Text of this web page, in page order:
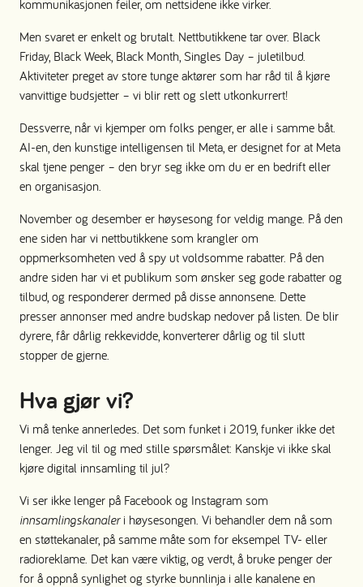
kommunikasjonen feiler, om nettsidene ikke virker.
Men svaret er enkelt og brutalt. Nettbutikkene tar over. Black
Friday, Black Week, Black Month, Singles Day – juletilbud.
Aktiviteter preget av store tunge aktører som har råd til å kjøre
vanvittige budsjetter – vi blir rett og slett utkonkurrert!
Dessverre, når vi kjemper om folks penger, er alle i samme båt.
AI-en, den kunstige intelligensen til Meta, er designet for at Meta
skal tjene penger – den bryr seg ikke om du er en bedrift eller
en organisasjon.
November og desember er høysesong for veldig mange. På den
ene siden har vi nettbutikkene som krangler om
oppmerksomheten ved å spy ut voldsomme rabatter. På den
andre siden har vi et publikum som ønsker seg gode rabatter og
tilbud, og responderer dermed på disse annonsene. Dette
presser annonser med andre budskap nedover på listen. De blir
dyrere, får dårlig rekkevidde, konverterer dårlig og til slutt
stopper de gjerne.
Hva gjør vi?
Vi må tenke annerledes. Det som funket i 2019, funker ikke det
lenger. Jeg vil til og med stille spørsmålet: Kanskje vi ikke skal
kjøre digital innsamling til jul?
Vi ser ikke lenger på Facebook og Instagram som
innsamlingskanaler i høysesongen. Vi behandler dem nå som
en støttekanaler, på samme måte som for eksempel TV- eller
radioreklame. Det kan være viktig, og verdt, å bruke penger der
for å oppnå synlighet og styrke bunnlinja i alle kanalene en